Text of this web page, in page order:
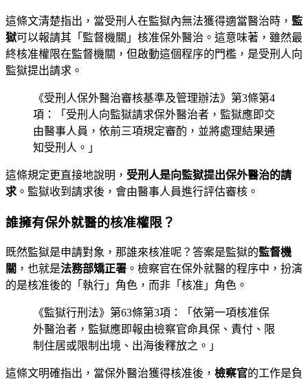
這條文清楚指出，當受刑人在監獄內無法獲得適當醫治時， 監
獄可以報請其「監督機關」核准保外醫治。這意味著，雖然最
終核准權限在監督機關，但啟動這個程序的門檻，是受刑人向
監獄提出請求。
《受刑人保外醫治審核基準及管理辦法》第3條第4
項：「受刑人向監獄請求保外醫治者，監獄應即交
由醫事人員，依前三項規定審酌，並將處理結果通
知受刑人。」
這條規定更直接地說明， 受刑人是向監獄提出保外醫治的請
求 。監獄收到請求後，會由醫事人員進行評估審核。
誰擁有保外就醫的核准權限？
既然監獄是申請對象，那誰來核准呢？答案是監獄的監督機
關 ，也就是法務部矯正署 。檢察官在保外就醫的程序中，扮演
的是核准後的「執行」角色，而非「核准」角色。
《監獄行刑法》第63條第3項：「依第一項核准保
外醫治者，監獄應即報由檢察官命具保、責付、限
制住居或限制出境、出海後釋放之。」
這條文明確指出，當保外醫治獲得核准後， 檢察官的工作是負